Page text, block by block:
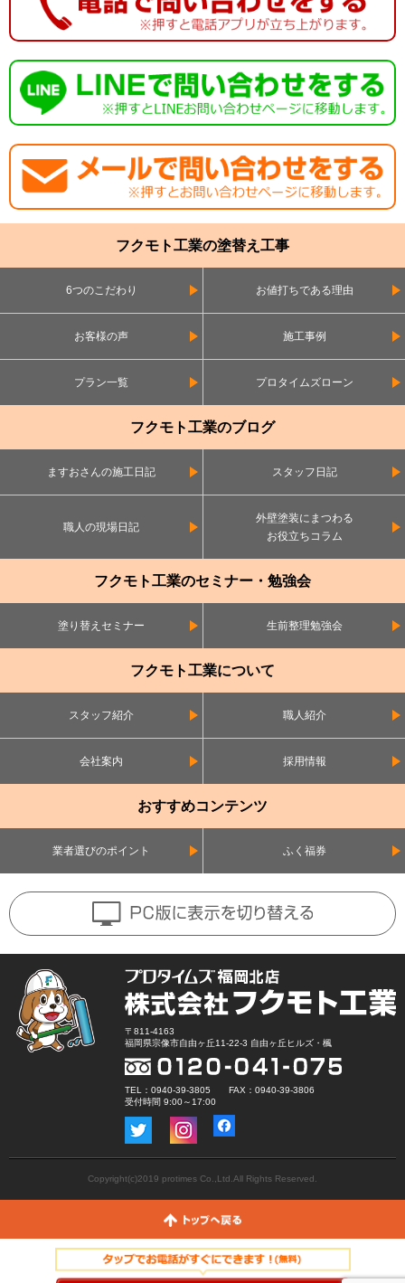
フクモト工業の塗替え工事
6つのこだわり お値打ちである理由
お客様の声 施工事例
プラン一覧 プロタイムズローン
フクモト工業のブログ
ますおさんの施工日記 スタッフ日記
職人の現場日記
外壁塗装にまつわる
お役立ちコラム
フクモト工業のセミナー・勉強会
塗り替えセミナー 生前整理勉強会
フクモト工業について
スタッフ紹介 職人紹介
会社案内 採用情報
おすすめコンテンツ
業者選びのポイント ふく福券
〒811-4163
福岡県宗像市自由ヶ丘11-22-3 自由ヶ丘ヒルズ・楓
TEL：0940-39-3805 FAX：0940-39-3806
受付時間 9:00～17:00
Copyright(c)2019 protimes Co.,Ltd.All Rights Reserved.